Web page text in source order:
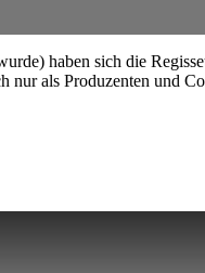
haben sich die
als Produzenten und